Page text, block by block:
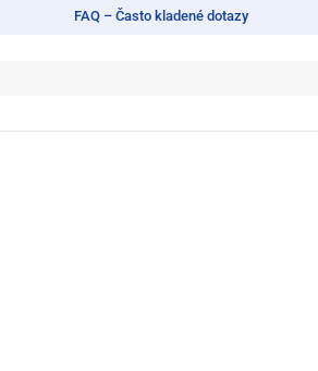
FAQ – Často kladené dotazy